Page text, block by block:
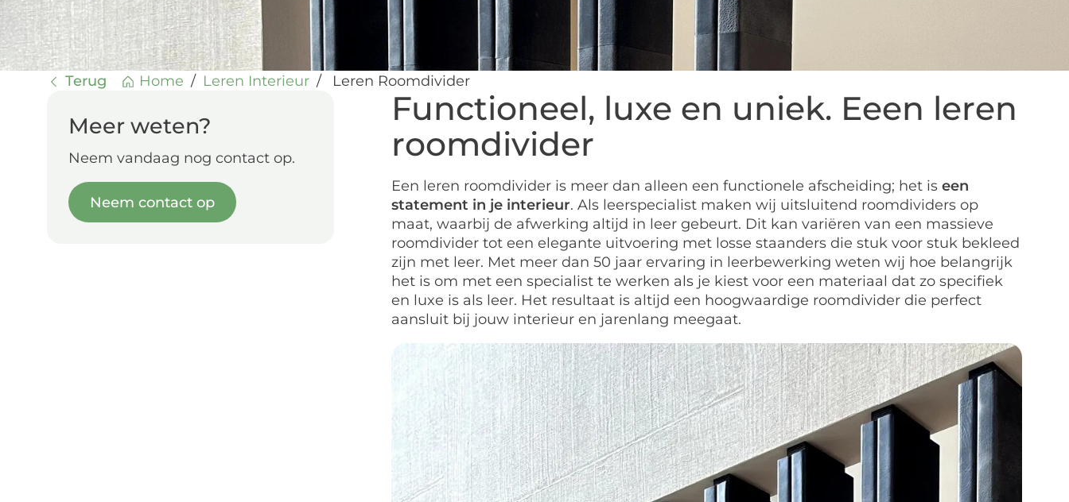
Terug Home / Leren Interieur / Leren Roomdivider
Meer weten?
Neem vandaag nog contact op.
Neem contact op
Functioneel, luxe en uniek. Eeen leren
roomdivider
Een leren roomdivider is meer dan alleen een functionele afscheiding; het is een
statement in je interieur. Als leerspecialist maken wij uitsluitend roomdividers op
maat, waarbij de afwerking altijd in leer gebeurt. Dit kan variëren van een massieve
roomdivider tot een elegante uitvoering met losse staanders die stuk voor stuk bekleed
zijn met leer. Met meer dan 50 jaar ervaring in leerbewerking weten wij hoe belangrijk
het is om met een specialist te werken als je kiest voor een materiaal dat zo specifiek
en luxe is als leer. Het resultaat is altijd een hoogwaardige roomdivider die perfect
aansluit bij jouw interieur en jarenlang meegaat.